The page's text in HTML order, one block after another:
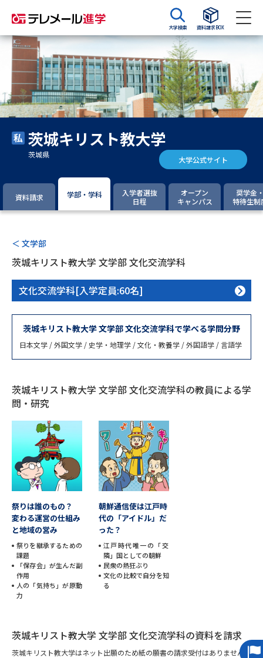
大学検索 資料請求BOX
資料請求 資料検索
大学・短大の資料種類から請求
大学パンフ 学部・学科パンフ
大学入学共通テスト利用選抜の
過去問題集
専門学校の資料請求 大学院の資料請求
留学・進学関連、塾・予備校
大学入学共通テスト「受験案
内」の請求
大学入学共通テスト「受験上の
配慮案内」の請求
高等学校卒業程度認定試験
幼稚園教員資格認定試験 小学校教員資格認定試験
高等学校（情報）教員資格認定
試験
大学研究
大学で学べる内容や特徴を調べる
新増設大学・学部・学科特集
国際・グローバルに強い大学特
集
データサイエンス特集 奨学金・特待生制度特集
デジタルパンフレット
SELFBRAND特集ページ
茨城キリスト教大学
茨城県 大学公式サイト
資料請求 学部・学科
入学者選抜
日程
オープン
キャンパス
奨学金
特待生制
＜ 文学部
茨城キリスト教大学 文学部 文化交流学科
文化交流学科[入学定員:60名]
茨城キリスト教大学 文学部 文化交流学科で学べる学問分野
日本文学 / 外国文学 / 史学・地理学 / 文化・教養学 / 外国語学 / 言語学
茨城キリスト教大学 文学部 文化交流学科の教員による学
問・研究
祭りは誰のもの？
変わる運営の仕組み
と地域の営み
祭りを継承するための
課題
「保存会」が生んだ副
作用
人の「気持ち」が原動
力
朝鮮通信使は江戸時
代の「アイドル」だ
った？
江戸時代唯一の「交
隣」国としての朝鮮
民衆の熱狂ぶり
文化の比較で自分を知
る
茨城キリスト教大学 文学部 文化交流学科の資料を請求
茨城キリスト教大学はネット出願のため紙の願書の請求受付はありません。